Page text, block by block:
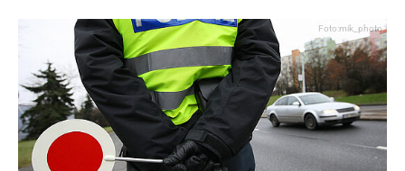
Foto:mik_photo